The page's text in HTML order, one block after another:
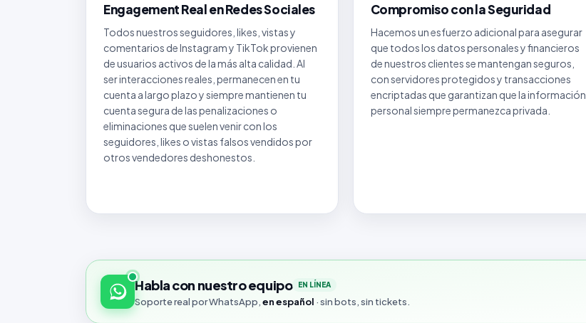
Engagement Real en Redes Sociales
Todos nuestros seguidores, likes, vistas y
comentarios de Instagram y TikTok provienen
de usuarios activos de la más alta calidad. Al
ser interacciones reales, permanecen en tu
cuenta a largo plazo y siempre mantienen tu
cuenta segura de las penalizaciones o
eliminaciones que suelen venir con los
seguidores, likes o vistas falsos vendidos por
otros vendedores deshonestos.
Compromiso con la Seguridad
Hacemos un esfuerzo adicional para asegurar
que todos los datos personales y financieros
de nuestros clientes se mantengan seguros,
con servidores protegidos y transacciones
encriptadas que garantizan que la información
personal siempre permanezca privada.
Habla con nuestro equipo EN LÍNEA
Soporte real por WhatsApp,en español · sin bots, sin tickets.